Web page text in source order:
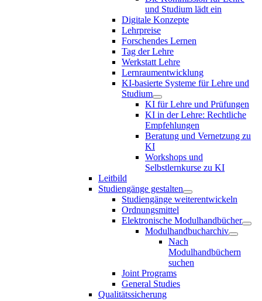
und Studium lädt ein
Digitale Konzepte
Lehrpreise
Forschendes Lernen
Tag der Lehre
Werkstatt Lehre
Lernraumentwicklung
KI-basierte Systeme für Lehre und
Studium
KI für Lehre und Prüfungen
KI in der Lehre: Rechtliche
Empfehlungen
Beratung und Vernetzung zu
KI
Workshops und
Selbstlernkurse zu KI
Leitbild
Studiengänge gestalten
Studiengänge weiterentwickeln
Ordnungsmittel
Elektronische Modulhandbücher
Modulhandbucharchiv
Nach
Modulhandbüchern
suchen
Joint Programs
General Studies
Qualitätssicherung